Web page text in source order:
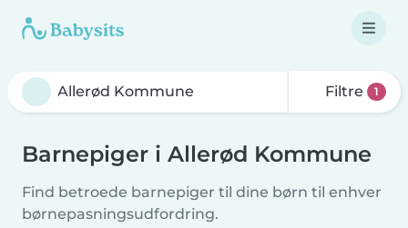
Filtre 1
Barnepiger i Allerød Kommune
Find betroede barnepiger til dine børn til enhver
børnepasningsudfordring.